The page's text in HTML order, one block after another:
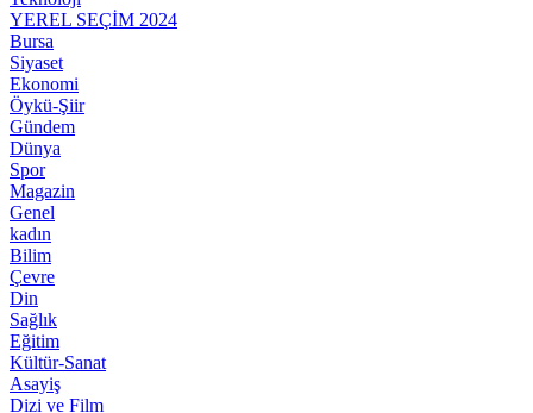
YEREL SEÇİM 2024
Bursa
Siyaset
Ekonomi
Öykü-Şiir
Gündem
Dünya
Spor
Magazin
Genel
kadın
Bilim
Çevre
Din
Sağlık
Eğitim
Kültür-Sanat
Asayiş
Dizi ve Film